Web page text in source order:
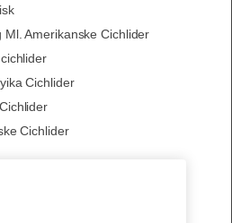
Ml. Amerikanske Cichlider
Cichlider
Cichlider